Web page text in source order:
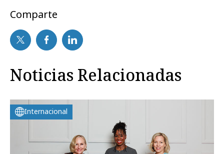
Comparte
Noticias Relacionadas
Internacional